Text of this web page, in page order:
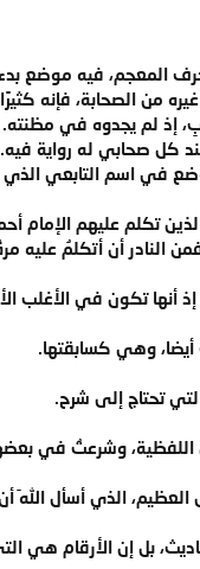
المعجم، فيه موضع بدء
من الصحابة، فإنه
إذ لم يجدوه في
صحابي له رواية فيه.
في اسم التابعي الذي
تكلم عليهم الإمام
النادر أن أتكلمُ عليه
وشرعتُ في بعضها
العظيم، الذي أسأل
بل إن الأرقام هي